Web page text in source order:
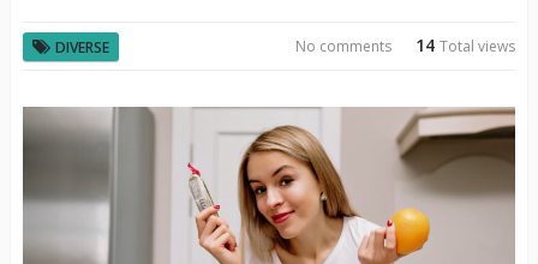
DIVERSE 14Total views
No comments